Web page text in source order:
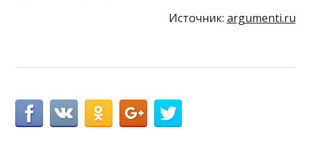
Источник: argumenti.ru